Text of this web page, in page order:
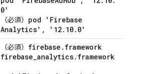
0'
（必須） pod 'Firebase
Analytics' , '12. 10. 0'
（必須） firebase . framework
firebase_analytics. framework